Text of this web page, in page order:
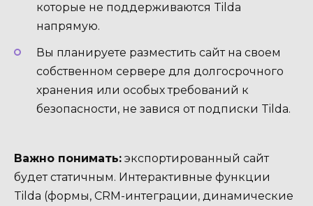
которые не поддерживаются Tilda
напрямую.
Вы планируете разместить сайт на своем
собственном сервере для долгосрочного
хранения или особых требований к
безопасности, не завися от подписки Tilda.
Важно понимать: экспортированный сайт
будет статичным. Интерактивные функции
Tilda (формы, CRM-интеграции, динамические